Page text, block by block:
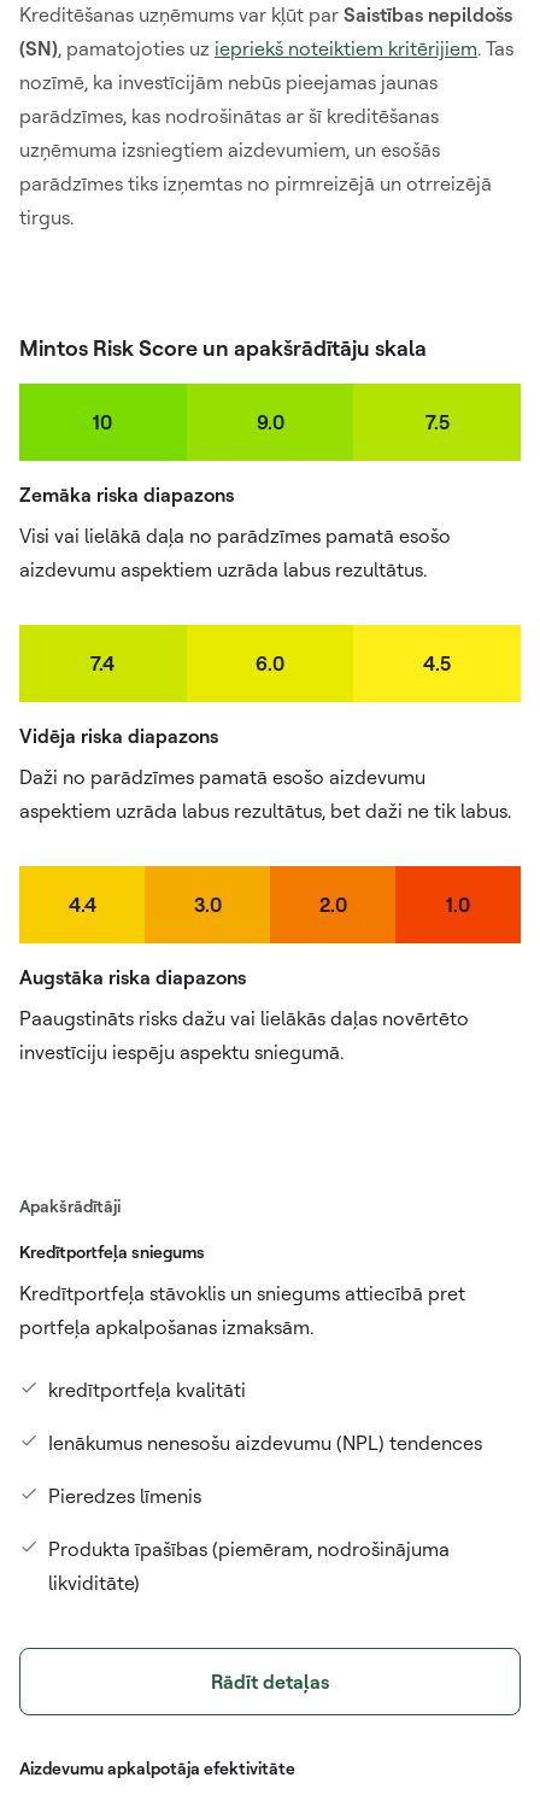
Kreditēšanas uzņēmums var kļūt par Saistības nepildošs
(SN), pamatojoties uz iepriekš noteiktiem kritērijiem. Tas
nozīmē, ka investīcijām nebūs pieejamas jaunas
parādzīmes, kas nodrošinātas ar šī kreditēšanas
uzņēmuma izsniegtiem aizdevumiem, un esošās
parādzīmes tiks izņemtas no pirmreizējā un otrreizējā
tirgus.
Mintos Risk Score un apakšrādītāju skala
10 9.0 7.5
Zemāka riska diapazons
Visi vai lielākā daļa no parādzīmes pamatā esošo
aizdevumu aspektiem uzrāda labus rezultātus.
7.4 6.0 4.5
Vidēja riska diapazons
Daži no parādzīmes pamatā esošo aizdevumu
aspektiem uzrāda labus rezultātus, bet daži ne tik labus.
4.4 3.0 2.0 1.0
Augstāka riska diapazons
Paaugstināts risks dažu vai lielākās daļas novērtēto
investīciju iespēju aspektu sniegumā.
Apakšrādītāji
Kredītportfeļa sniegums
Kredītportfeļa stāvoklis un sniegums attiecībā pret
portfeļa apkalpošanas izmaksām.
kredītportfeļa kvalitāti
Ienākumus nenesošu aizdevumu (NPL) tendences
Pieredzes līmenis
Produkta īpašības (piemēram, nodrošinājuma
likviditāte)
Rādīt detaļas
Aizdevumu apkalpotāja efektivitāte